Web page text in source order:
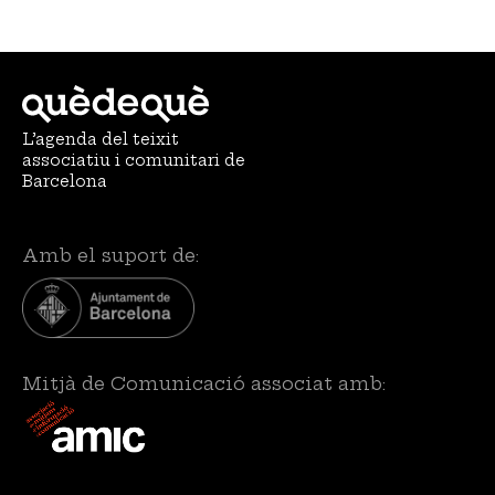
L’agenda del teixit
associatiu i comunitari de
Barcelona
Amb el suport de:
Mitjà de Comunicació associat amb: